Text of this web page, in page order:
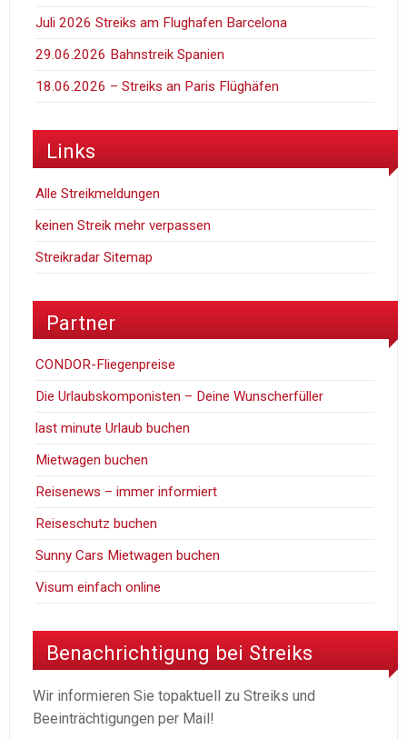
Juli 2026 Streiks am Flughafen Barcelona
29.06.2026 Bahnstreik Spanien
18.06.2026 – Streiks an Paris Flüghäfen
Links
Alle Streikmeldungen
keinen Streik mehr verpassen
Streikradar Sitemap
Partner
CONDOR-Fliegenpreise
Die Urlaubskomponisten – Deine Wunscherfüller
last minute Urlaub buchen
Mietwagen buchen
Reisenews – immer informiert
Reiseschutz buchen
Sunny Cars Mietwagen buchen
Visum einfach online
Benachrichtigung bei Streiks
Wir informieren Sie topaktuell zu Streiks und
Beeinträchtigungen per Mail!